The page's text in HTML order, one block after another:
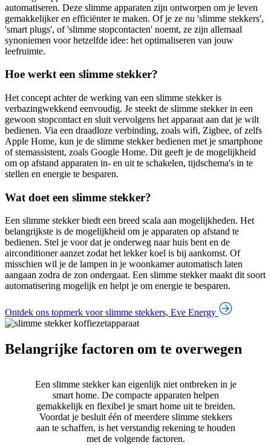
automatiseren. Deze slimme apparaten zijn ontworpen om je leven
gemakkelijker en efficiënter te maken. Of je ze nu 'slimme stekkers',
'smart plugs', of 'slimme stopcontacten' noemt, ze zijn allemaal
synoniemen voor hetzelfde idee: het optimaliseren van jouw
leefruimte.
Hoe werkt een slimme stekker?
Het concept achter de werking van een slimme stekker is
verbazingwekkend eenvoudig. Je steekt de slimme stekker in een
gewoon stopcontact en sluit vervolgens het apparaat aan dat je wilt
bedienen. Via een draadloze verbinding, zoals wifi, Zigbee, of zelfs
Apple Home, kun je de slimme stekker bedienen met je smartphone
of stemassistent, zoals Google Home. Dit geeft je de mogelijkheid
om op afstand apparaten in- en uit te schakelen, tijdschema's in te
stellen en energie te besparen.
Wat doet een slimme stekker?
Een slimme stekker biedt een breed scala aan mogelijkheden. Het
belangrijkste is de mogelijkheid om je apparaten op afstand te
bedienen. Stel je voor dat je onderweg naar huis bent en de
airconditioner aanzet zodat het lekker koel is bij aankomst. Of
misschien wil je de lampen in je woonkamer automatisch laten
aangaan zodra de zon ondergaat. Een slimme stekker maakt dit soort
automatisering mogelijk en helpt je om energie te besparen.
Ontdek ons topmerk voor slimme stekkers, Eve Energy
Belangrijke factoren om te overwegen
Een slimme stekker kan eigenlijk niet ontbreken in je
smart home. De compacte apparaten helpen
gemakkelijk en flexibel je smart home uit te breiden.
Voordat je besluit één of meerdere slimme stekkers
aan te schaffen, is het verstandig rekening te houden
met de volgende factoren.